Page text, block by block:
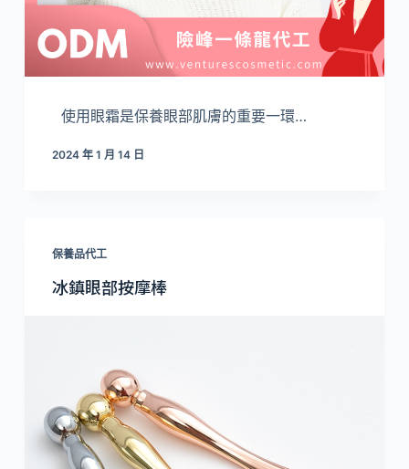
使用眼霜是保養眼部肌膚的重要一環…
2024 年 1 月 14 日
保養品代工
冰鎮眼部按摩棒